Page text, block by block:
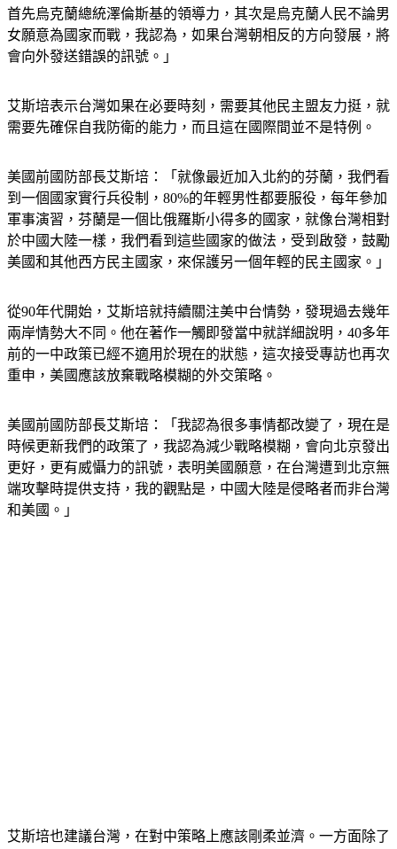
支持者發送錯誤的信號，我們知道美國支持烏克蘭的原因是，
首先烏克蘭總統澤倫斯基的領導力，其次是烏克蘭人民不論男
女願意為國家而戰，我認為，如果台灣朝相反的方向發展，將
艾斯培表示台灣如果在必要時刻，需要其他民主盟友力挺，就
美國前國防部長艾斯培：「就像最近加入北約的芬蘭，我們看
到一個國家實行兵役制，80%的年輕男性都要服役，每年參加
軍事演習，芬蘭是一個比俄羅斯小得多的國家，就像台灣相對
於中國大陸一樣，我們看到這些國家的做法，受到啟發，鼓勵
從90年代開始，艾斯培就持續關注美中台情勢，發現過去幾年
兩岸情勢大不同。他在著作一觸即發當中就詳細說明，40多年
前的一中政策已經不適用於現在的狀態，這次接受專訪也再次
美國前國防部長艾斯培：「我認為很多事情都改變了，現在是
時候更新我們的政策了，我認為減少戰略模糊，會向北京發出
更好，更有威懾力的訊號，表明美國願意，在台灣遭到北京無
端攻擊時提供支持，我的觀點是，中國大陸是侵略者而非台灣